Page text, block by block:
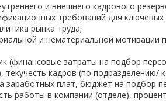
и внешнего кадрового
требований для
рынка труда;
и нематериальной мотивации
(финансовые затраты на подбор
текучесть кадров (по подразделению/
заработных плат, бюджет на подбор
работы в компании (отделе),